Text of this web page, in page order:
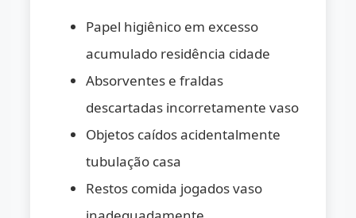
Papel higiênico em excesso
acumulado residência cidade
Absorventes e fraldas
descartadas incorretamente vaso
Objetos caídos acidentalmente
tubulação casa
Restos comida jogados vaso